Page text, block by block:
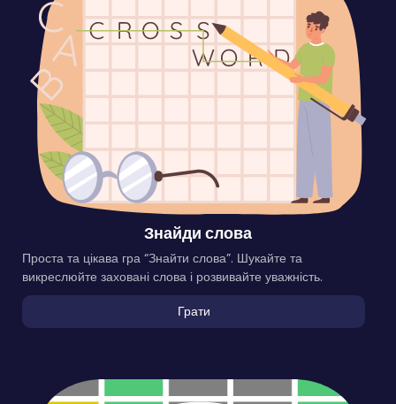
Знайди слова
Проста та цікава гра “Знайти слова”. Шукайте та
викреслюйте заховані слова і розвивайте уважність.
Грати